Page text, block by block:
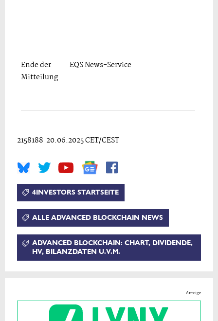
Ende der
Mitteilung
EQS News-Service
2158188 20.06.2025 CET/CEST
4INVESTORS STARTSEITE
ALLE ADVANCED BLOCKCHAIN NEWS
ADVANCED BLOCKCHAIN: CHART, DIVIDENDE,
HV, BILANZDATEN U.V.M.
Anzeige